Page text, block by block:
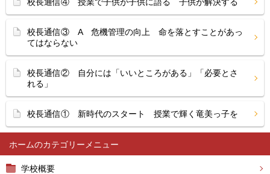
ホーム
学校概要
校長通信③ A 危機管理の向上 命を落とすことがあっ
てはならない
校長通信② 自分には「いいところがある」「必要とさ
れる」
校長通信① 新時代のスタート 授業で輝く竜美っ子を